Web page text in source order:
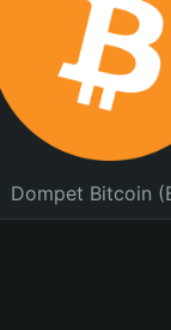
Dompet Bitcoin